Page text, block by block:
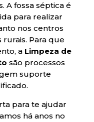
A fossa séptica é
para realizar
nos centros
Para que
a Limpeza de
são processos
suporte
para te ajudar
há anos no